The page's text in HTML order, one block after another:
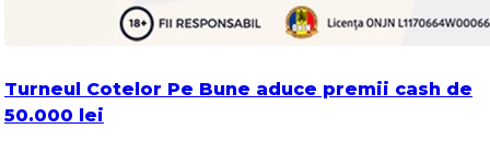
Turneul Cotelor Pe Bune aduce premii cash de
50.000 lei